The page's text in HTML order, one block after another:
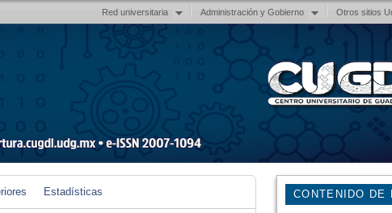
Red universitaria Administración y Gobierno Otros sitios
CONTENIDO DE
Estadísticas